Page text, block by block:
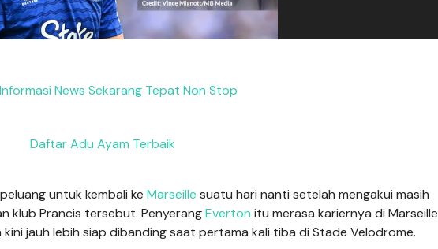
News Sekarang Tepat Non Stop
Daftar Adu Ayam Terbaik
untuk kembali ke Marseille suatu hari nanti setelah mengakui masih
klub Prancis tersebut. PenyerangEverton itu merasa kariernya di Marseille
jauh lebih siap dibanding saat pertama kali tiba di Stade Velodrome.